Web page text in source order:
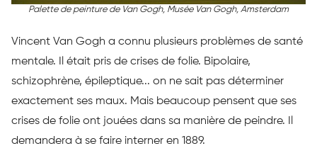
Palette de peinture de Van Gogh, Musée Van Gogh, Amsterdam
Vincent Van Gogh a connu plusieurs problèmes de santé
mentale. Il était pris de crises de folie. Bipolaire,
schizophrène, épileptique... on ne sait pas déterminer
exactement ses maux. Mais beaucoup pensent que ses
crises de folie ont jouées dans sa manière de peindre. Il
demandera à se faire interner en 1889.